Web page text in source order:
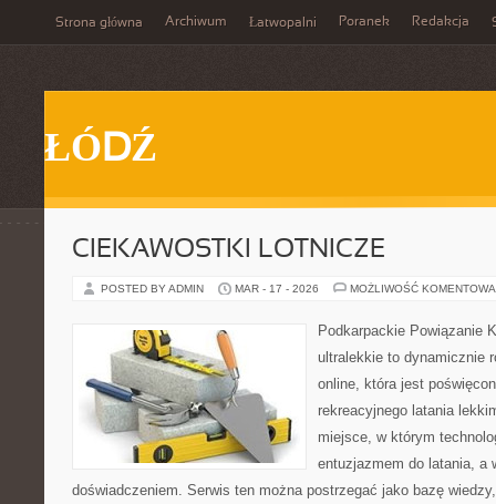
Strona główna Archiwum Łatwopalni Poranek Redakcja
ŁÓDŹ
CIEKAWOSTKI LOTNICZE
POSTED BY ADMIN MAR - 17 - 2026 MOŻLIWOŚĆ
Podkarpackie Powiązanie
ultralekkie to dynamicznie
online, która jest
rekreacyjnego latania
miejsce, w którym
entuzjazmem do latania, a
doświadczeniem. Serwis ten można postrzegać jako bazę